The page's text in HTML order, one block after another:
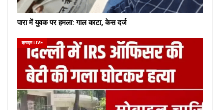
पारा में युवक पर हमला: गाल काटा, केस दर्ज
क्राइम LIVE